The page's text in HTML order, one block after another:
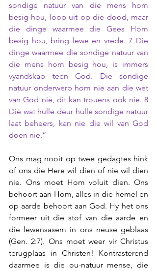
sondige natuur van die mens hom
besig hou, loop uit op die dood, maar
die dinge waarmee die Gees Hom
besig hou, bring lewe en vrede. 7 Die
dinge waarmee die sondige natuur van
die mens hom besig hou, is immers
vyandskap teen God. Die sondige
natuur onderwerp hom nie aan die wet
van God nie, dit kan trouens ook nie. 8
Dié wat hulle deur hulle sondige natuur
laat beheers, kan nie die wil van God
doen nie.”
Ons mag nooit op twee gedagtes hink
of ons die Here wil dien of nie wil dien
nie. Ons moet Hom voluit dien. Ons
behoort aan Hom, alles in die hemel en
op aarde behoort aan God. Hy het ons
formeer uit die stof van die aarde en
die lewensasem in ons neuse geblaas
(Gen. 2:7). Ons moet weer vir Christus
terugplaas in Christen! Kontrasterend